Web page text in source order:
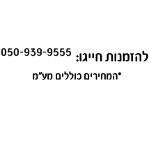
להזמנות חייגו: 050-939-9555
*המחירים כוללים מע"מ